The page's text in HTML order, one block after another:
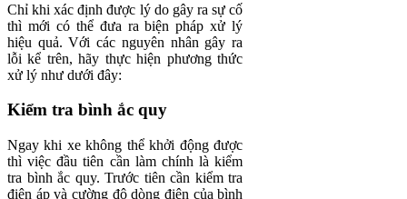
Chỉ khi xác định được lý do gây ra sự cố
thì mới có thể đưa ra biện pháp xử lý
hiệu quả. Với các nguyên nhân gây ra
lỗi kể trên, hãy thực hiện phương thức
xử lý như dưới đây:
Kiểm tra bình ắc quy
Ngay khi xe không thể khởi động được
thì việc đầu tiên cần làm chính là kiểm
tra bình ắc quy. Trước tiên cần kiểm tra
điện áp và cường độ dòng điện của bình